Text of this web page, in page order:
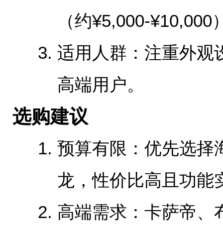
（约¥5,000-¥10,000
适用人群‌：注重外观
高端用户。
‌选购建议‌
预算有限‌：优先选择
龙，性价比高且功能
高端需求‌：卡萨帝、